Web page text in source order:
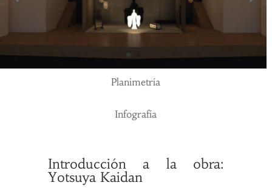
Planimetría
Infografía
Introducción a la obra:
Yotsuya Kaidan